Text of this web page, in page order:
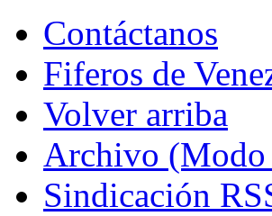
Contáctanos
Fiferos de
Volver arriba
Archivo (Modo
Sindicación